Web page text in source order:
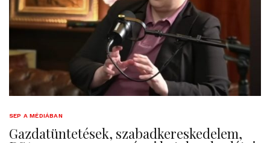
SEP A MÉDIÁBAN
Gazdatüntetések, szabadkereskedelem,